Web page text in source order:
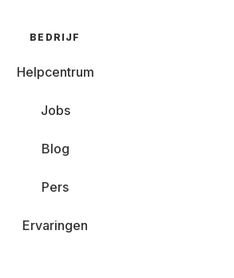
BEDRIJF
Helpcentrum
Jobs
Blog
Pers
Ervaringen